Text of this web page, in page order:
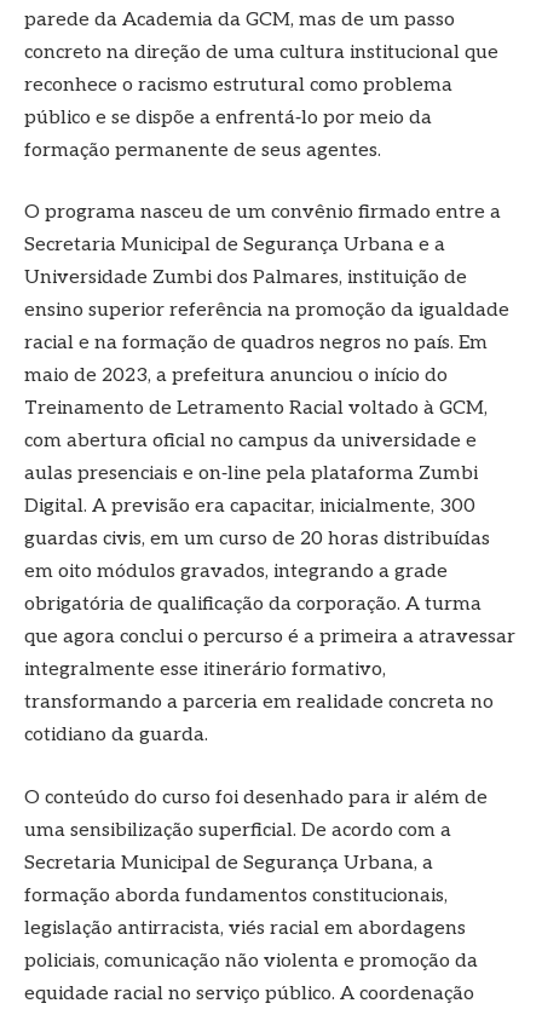
parede da Academia da GCM, mas de um passo
concreto na direção de uma cultura institucional que
reconhece o racismo estrutural como problema
público e se dispõe a enfrentá‑lo por meio da
formação permanente de seus agentes.
O programa nasceu de um convênio firmado entre a
Secretaria Municipal de Segurança Urbana e a
Universidade Zumbi dos Palmares, instituição de
ensino superior referência na promoção da igualdade
racial e na formação de quadros negros no país. Em
maio de 2023, a prefeitura anunciou o início do
Treinamento de Letramento Racial voltado à GCM,
com abertura oficial no campus da universidade e
aulas presenciais e on‑line pela plataforma Zumbi
Digital. A previsão era capacitar, inicialmente, 300
guardas civis, em um curso de 20 horas distribuídas
em oito módulos gravados, integrando a grade
obrigatória de qualificação da corporação. A turma
que agora conclui o percurso é a primeira a atravessar
integralmente esse itinerário formativo,
transformando a parceria em realidade concreta no
cotidiano da guarda.
O conteúdo do curso foi desenhado para ir além de
uma sensibilização superficial. De acordo com a
Secretaria Municipal de Segurança Urbana, a
formação aborda fundamentos constitucionais,
legislação antirracista, viés racial em abordagens
policiais, comunicação não violenta e promoção da
equidade racial no serviço público. A coordenação